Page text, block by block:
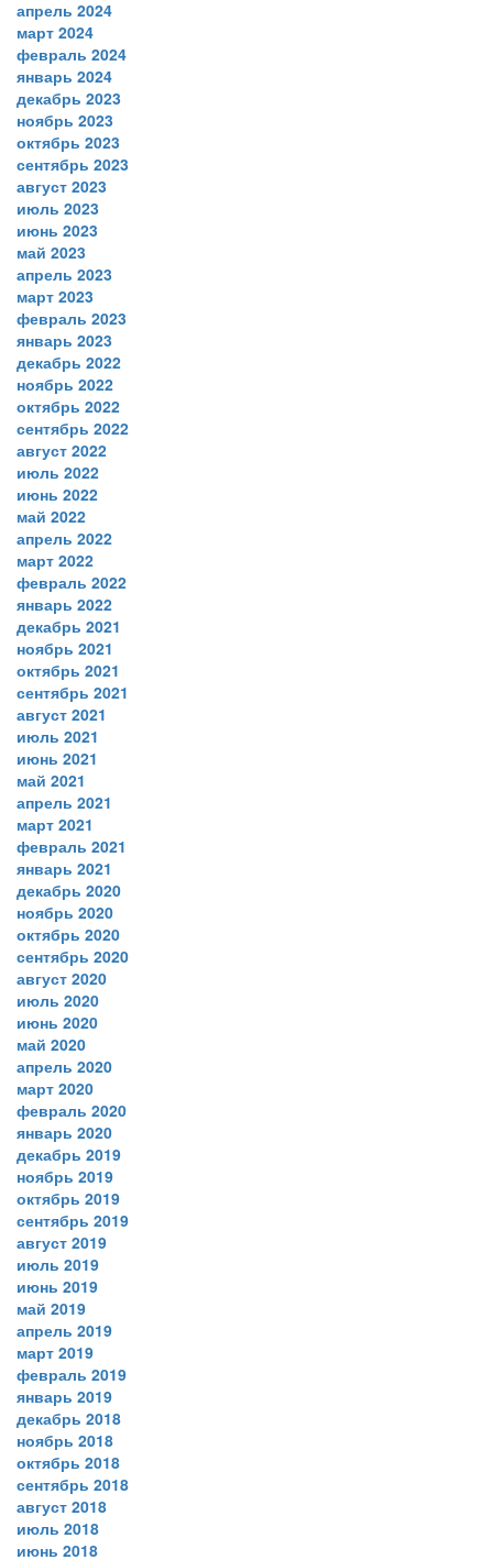
апрель 2024
март 2024
февраль 2024
январь 2024
декабрь 2023
ноябрь 2023
октябрь 2023
сентябрь 2023
август 2023
июль 2023
июнь 2023
май 2023
апрель 2023
март 2023
февраль 2023
январь 2023
декабрь 2022
ноябрь 2022
октябрь 2022
сентябрь 2022
август 2022
июль 2022
июнь 2022
май 2022
апрель 2022
март 2022
февраль 2022
январь 2022
декабрь 2021
ноябрь 2021
октябрь 2021
сентябрь 2021
август 2021
июль 2021
июнь 2021
май 2021
апрель 2021
март 2021
февраль 2021
январь 2021
декабрь 2020
ноябрь 2020
октябрь 2020
сентябрь 2020
август 2020
июль 2020
июнь 2020
май 2020
апрель 2020
март 2020
февраль 2020
январь 2020
декабрь 2019
ноябрь 2019
октябрь 2019
сентябрь 2019
август 2019
июль 2019
июнь 2019
май 2019
апрель 2019
март 2019
февраль 2019
январь 2019
декабрь 2018
ноябрь 2018
октябрь 2018
сентябрь 2018
август 2018
июль 2018
июнь 2018